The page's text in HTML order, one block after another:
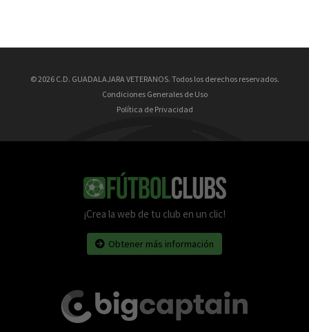
© 2026 C.D. GUADALAJARA VETERANOS. Todos los derechos reservados.
Condiciones Generales de Uso
Política de Privacidad
¡Crea la web de tu club en un clic!
Obtener más información